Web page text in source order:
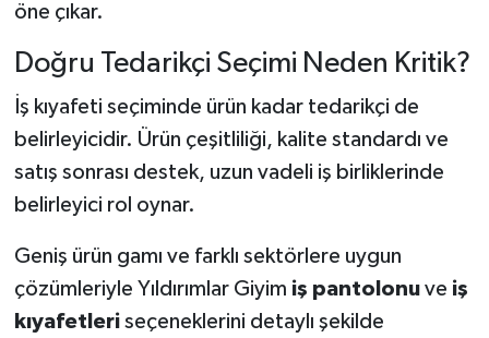
öne çıkar.
Doğru Tedarikçi Seçimi Neden Kritik?
İş kıyafeti seçiminde ürün kadar tedarikçi de
belirleyicidir. Ürün çeşitliliği, kalite standardı ve
satış sonrası destek, uzun vadeli iş birliklerinde
belirleyici rol oynar.
Geniş ürün gamı ve farklı sektörlere uygun
çözümleriyle Yıldırımlar Giyim iş pantolonuve iş
kıyafetleriseçeneklerini detaylı şekilde